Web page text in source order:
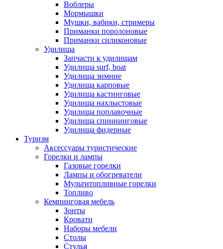
Воблеры
Мормышки
Мушки, вабики, стримеры
Приманки поролоновые
Приманки силиконовые
Удилища
Запчасти к удилищам
Удилища surf, boat
Удилища зимние
Удилища карповые
Удилища кастинговые
Удилища нахлыстовые
Удилища поплавочные
Удилища спиннинговые
Удилища фидерные
Туризм
Аксессуары туристические
Горелки и лампы
Газовые горелки
Лампы и обогреватели
Мультитопливные горелки
Топливо
Кемпинговая мебель
Зонты
Кровати
Наборы мебели
Столы
Стулья